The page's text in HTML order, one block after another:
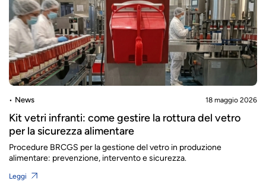
News 18 maggio 2026
Kit vetri infranti: come gestire la rottura del vetro
per la sicurezza alimentare
Procedure BRCGS per la gestione del vetro in produzione
alimentare: prevenzione, intervento e sicurezza.
Leggi